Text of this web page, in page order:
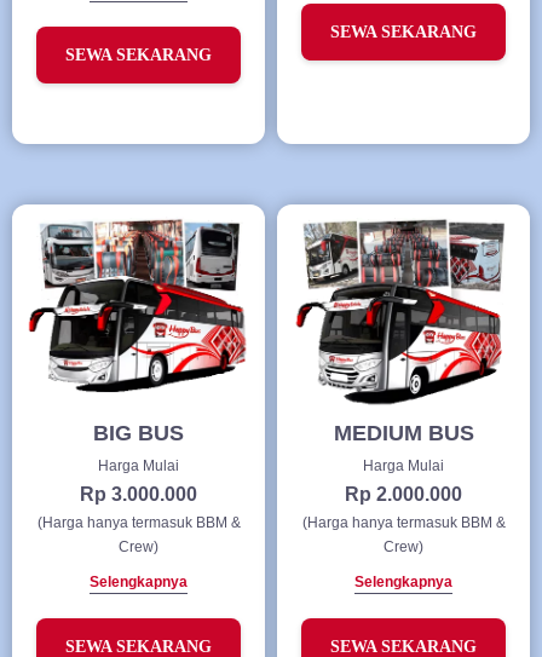
SEWA SEKARANG
SEWA SEKARANG
BIG BUS
Harga Mulai
Rp 3.000.000
(Harga hanya termasuk BBM &
Crew)
Selengkapnya
SEWA SEKARANG
MEDIUM BUS
Harga Mulai
Rp 2.000.000
(Harga hanya termasuk BBM &
Crew)
Selengkapnya
SEWA SEKARANG